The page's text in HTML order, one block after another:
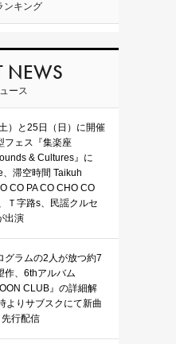
ンキング
NEWS
ース
）と25日（日）に開催
フェス『集楽座
& Cultures』に
滞空時間 Taikuh
CO PA CO CHO CO
Ｔ字路s、民謡クルセ
出演
グラムの2人が放つ約7
作、6thアルバム
CLUB』の詳細解
よりサブスクにて新曲
先行配信